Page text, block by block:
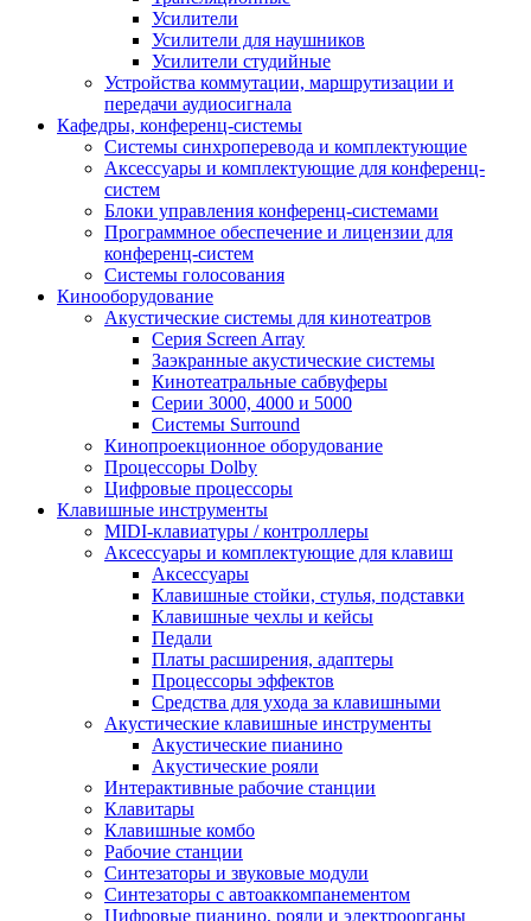
Усилители
Усилители для наушников
Усилители студийные
Устройства коммутации, маршрутизации и
передачи аудиосигнала
Кафедры, конференц-системы
Cистемы синхроперевода и комплектующие
Аксессуары и комплектующие для конференц-
систем
Блоки управления конференц-системами
Программное обеспечение и лицензии для
конференц-систем
Системы голосования
Кинооборудование
Акустические системы для кинотеатров
Cерия Screen Array
Заэкранные акустические системы
Кинотеатральные сабвуферы
Серии 3000, 4000 и 5000
Системы Surround
Кинопроекционное оборудование
Процессоры Dolby
Цифровые процессоры
Клавишные инструменты
MIDI-клавиатуры / контроллеры
Аксессуары и комплектующие для клавиш
Аксессуары
Клавишные стойки, стулья, подставки
Клавишные чехлы и кейсы
Педали
Платы расширения, адаптеры
Процессоры эффектов
Средства для ухода за клавишными
Акустические клавишные инструменты
Акустические пианино
Акустические рояли
Интерактивные рабочие станции
Клавитары
Клавишные комбо
Рабочие станции
Синтезаторы и звуковые модули
Синтезаторы с автоаккомпанементом
Цифровые пианино, рояли и электроорганы